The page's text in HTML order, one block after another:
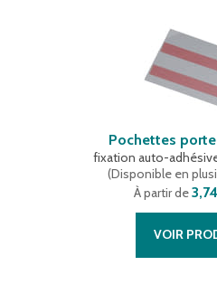
Pochettes
fixation auto-
(Disponible en
À partir de
VOIR